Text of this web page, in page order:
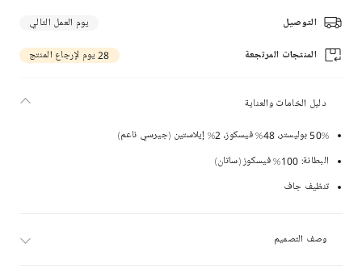
التوصيل يوم العمل التالي
المنتجات المرتجعة 28 يوم لإرجاع المنتج
دليل الخامات والعناية
50% بوليستر، 48% فيسكوز، 2% إيلاستين (جيرسي ناعم)
البطانة: 100% فيسكوز (ساتان)
تنظيف جاف
وصف التصميم